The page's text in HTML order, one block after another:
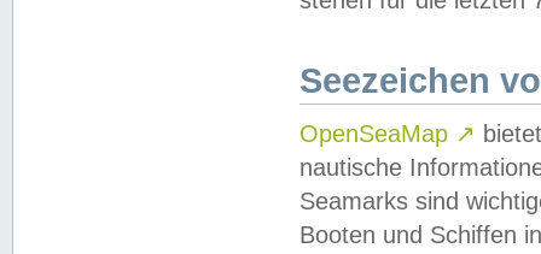
Seezeichen
OpenSeaMap ↗
nautische
Seamarks sind
Booten und Schiffen